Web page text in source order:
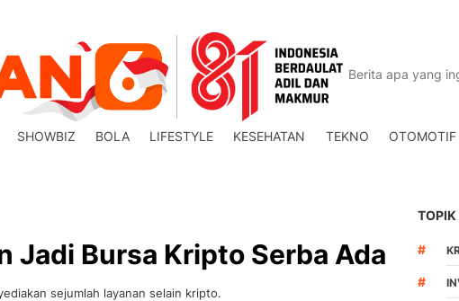
SHOWBIZ BOLA LIFESTYLE KESEHATAN TEKNO OTOMOTIF
Jadi Bursa Kripto Serba Ada
sejumlah layanan selain kripto.
TOPIK
#
#